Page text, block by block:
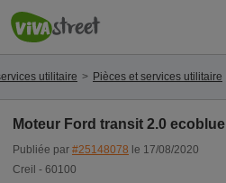
utilitaire Pièces et services utilitaire
Moteur Ford transit 2.0 ecoblue
Publiée par #25148078 le 17/08/2020
Creil - 60100